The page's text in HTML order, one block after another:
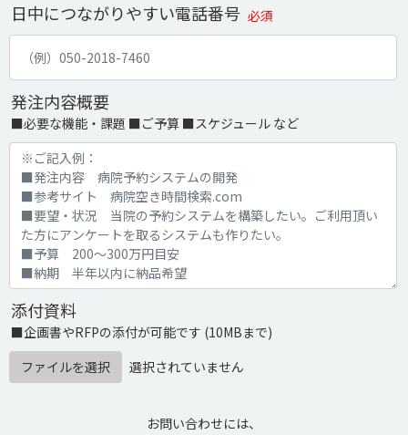
日中につながりやすい電話番号 必須
発注内容概要
■必要な機能・課題 ■ご予算 ■スケジュール など
添付資料
■企画書やRFPの添付が可能です (10MBまで)
ファイルを選択
選択されていません
お問い合わせには、